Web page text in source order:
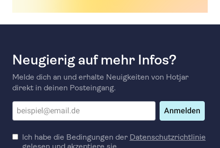
Neugierig auf mehr Infos?
Melde dich an und erhalte Neuigkeiten von Hotjar
direkt in deinen Posteingang.
Anmelden
Ich habe die Bedingungen der Datenschutzrichtlinie
gelesen und akzeptiere sie.